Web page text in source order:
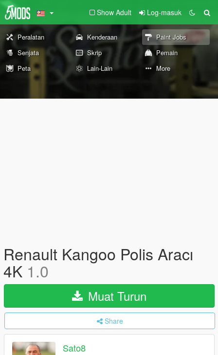
Show Adult Log-masuk
Peralatan Kenderaan
Paint Jobs
Senjata
Skrip
Pemain
Peta
Lain-Lain More
Renault Kangoo Polis Aracı
4K 1.0
Muat Turun
Share
Sato8